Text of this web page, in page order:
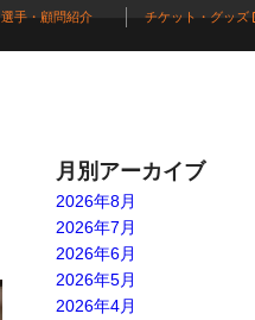
選手・顧問紹介 チケット・グッズ
月別アーカイブ
2026年8月
2026年7月
2026年6月
2026年5月
2026年4月